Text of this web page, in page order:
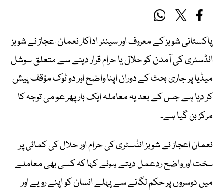
پاکستانی شوبز کے معروف اور سینئر اداکار نعمان اعجاز نے شوبز
انڈسٹری کی آمدن کو حلال یا حرام قرار دینے سے متعلق سوشل
میڈیا پر جاری بحث کے دوران اپنا واضح اور دو ٹوک مؤقف پیش
کر دیا ہے جس کے بعد یہ معاملہ ایک بار پھر عوامی توجہ کا
مرکز بن گیا ہے۔
نعمان اعجاز نے شوبز انڈسٹری کی حرام اور حلال کی کمائی پر
سخت اور واضح ردعمل دیتے ہوئے کہا کہ کسی بھی معاملے
میں دوسروں پر حکم لگانے سے پہلے انسان کو اپنے رویے اور